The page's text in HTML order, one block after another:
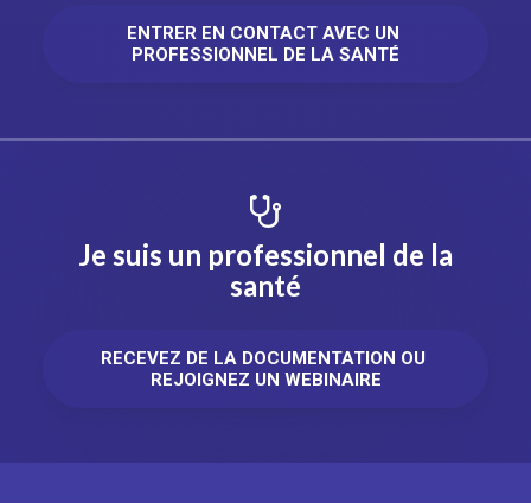
ENTRER EN CONTACT AVEC UN
PROFESSIONNEL DE LA SANTÉ
Je suis un professionnel de la
santé
RECEVEZ DE LA DOCUMENTATION OU
REJOIGNEZ UN WEBINAIRE